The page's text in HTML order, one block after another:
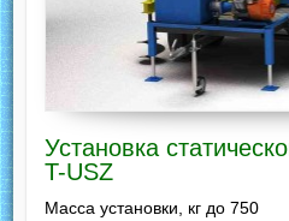
Установка
T-USZ
Масса установки, кг до 750